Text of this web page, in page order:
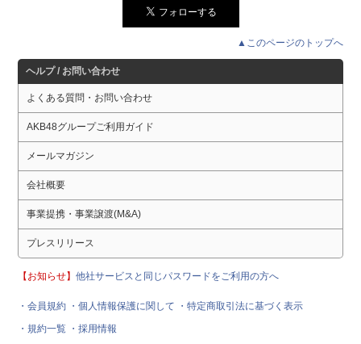
▲このページのトップへ
ヘルプ / お問い合わせ
よくある質問・お問い合わせ
AKB48グループご利用ガイド
メールマガジン
会社概要
事業提携・事業譲渡(M&A)
プレスリリース
【お知らせ】他社サービスと同じパスワードをご利用の方へ
・会員規約 ・個人情報保護に関して
・特定商取引法に基づく表示
・規約一覧 ・採用情報